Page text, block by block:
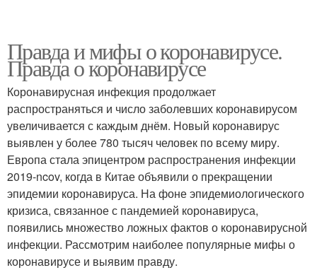
Правда и мифы о коронавирусе.
Правда о коронавирусе
Коронавирусная инфекция продолжает
распространяться и число заболевших коронавирусом
увеличивается с каждым днём. Новый коронавирус
выявлен у более 780 тысяч человек по всему миру.
Европа стала эпицентром распространения инфекции
2019-ncov, когда в Китае объявили о прекращении
эпидемии коронавируса. На фоне эпидемиологического
кризиса, связанное с пандемией коронавируса,
появились множество ложных фактов о коронавирусной
инфекции. Рассмотрим наиболее популярные мифы о
коронавирусе и выявим правду.